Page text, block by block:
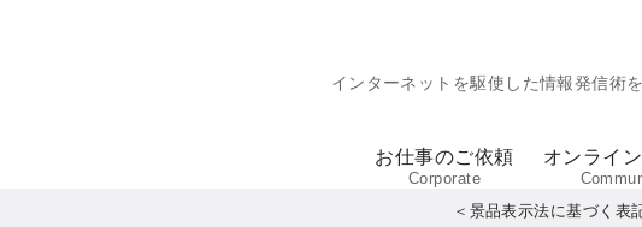
インターネットを駆使した情報発信術
お仕事のご依頼
Corporate
オンライ
＜景品表示法に基づく表